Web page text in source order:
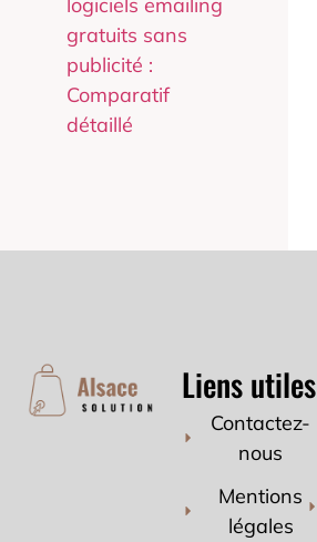
logiciels emailing
gratuits sans
publicité :
Comparatif
détaillé
Liens utiles
Contactez-
nous
Mentions
légales